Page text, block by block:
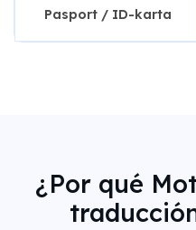
Pasport / ID-karta
¿Por qué